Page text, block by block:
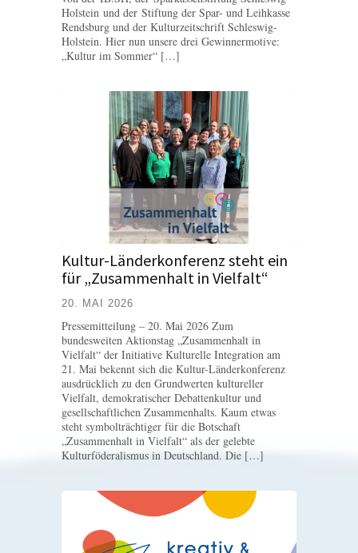
Holstein und der Stiftung der Spar- und Leihkasse
Rendsburg und der Kulturzeitschrift Schleswig-
Holstein. Hier nun unsere drei Gewinnermotive:
„Kultur im Sommer“ […]
Kultur-Länderkonferenz steht ein
für „Zusammenhalt in Vielfalt“
20. MAI 2026
Pressemitteilung – 20. Mai 2026 Zum
bundesweiten Aktionstag „Zusammenhalt in
Vielfalt“ der Initiative Kulturelle Integration am
21. Mai bekennt sich die Kultur-Länderkonferenz
ausdrücklich zu den Grundwerten kultureller
Vielfalt, demokratischer Debattenkultur und
gesellschaftlichen Zusammenhalts. Kaum etwas
steht symbolträchtiger für die Botschaft
„Zusammenhalt in Vielfalt“ als der gelebte
Kulturföderalismus in Deutschland. Die […]